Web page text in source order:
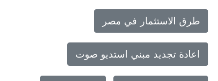
طرق الاستثمار في مصر
اعادة تجديد مبني استديو صوت